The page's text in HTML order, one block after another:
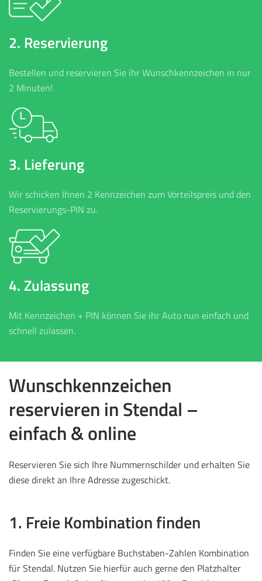
2. Reservierung
Bestellen und reservieren Sie ihr Wunschkennzeichen in nur
2 Minuten!
3. Lieferung
Wir schicken Ihnen 2 Kennzeichen zum Vorteilspreis und den
Reservierungs-PIN zu.
4. Zulassung
Mit Kennzeichen + PIN können Sie ihr Auto nun einfach und
schnell zulassen.
Wunschkennzeichen
reservieren in Stendal –
einfach & online
Reservieren Sie sich Ihre Nummernschilder und erhalten Sie
diese direkt an Ihre Adresse zugeschickt.
1. Freie Kombination finden
Finden Sie eine verfügbare Buchstaben-Zahlen Kombination
für Stendal. Nutzen Sie hierfür auch gerne den Platzhalter